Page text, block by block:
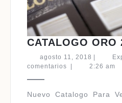
CATALOGO ORO
agosto 11, 2018 agosto
11,
comentarios
2:26 am
Nuevo Catalogo Para Vender Oro de 14 Kt.